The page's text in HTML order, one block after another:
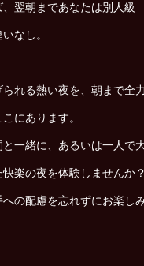
翌朝まであなたは別人級
なし。
れる熱い夜を、朝まで全力
にあります。
一緒に、あるいは一人で
快楽の夜を体験しませんか？
の配慮を忘れずにお楽しみ